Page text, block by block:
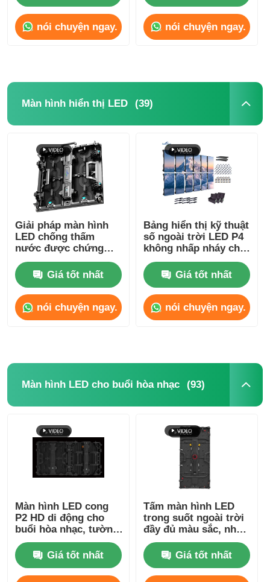
Bảng hiển thị LED ngoài trời
nói chuyện ngay. nói chuyện ngay.
Màn hình hiển thị LED (39)
Giải pháp màn hình
LED chống thấm
nước được chứng
nhận FCC cho sự kiện
500mm*1000mm
Giá tốt nhất
nói chuyện ngay.
Bảng hiển thị kỹ thuật
số ngoài trời LED P4
không nhấp nháy cho
quảng cáo, nhẹ
Giá tốt nhất
nói chuyện ngay.
Màn hình LED cho buổi hòa nhạc (93)
Màn hình LED cong
P2 HD di động cho
buổi hòa nhạc, tường
video 4500cd-5000cd
Giá tốt nhất
Tấm màn hình LED
trong suốt ngoài trời
đầy đủ màu sắc, nhẹ,
P2.6 P2.9, chống
nước, tùy chỉnh
Giá tốt nhất